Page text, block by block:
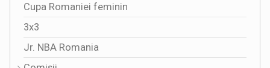
Cupa Romaniei feminin
3x3
Jr. NBA Romania